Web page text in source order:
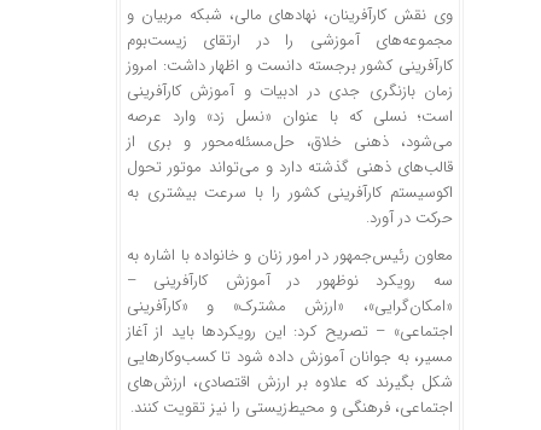
وی نقش کارآفرینان، نهادهای مالی، شبکه مربیان و
مجموعه‌های آموزشی را در ارتقای زیست‌بوم
کارآفرینی کشور برجسته دانست و اظهار داشت: امروز
زمان بازنگری جدی در ادبیات و آموزش کارآفرینی
است؛ نسلی که با عنوان «نسل زد» وارد عرصه
می‌شود، ذهنی خلاق، حل‌مسئله‌محور وبری از
قالب‌های ذهنی گذشته دارد و می‌تواند موتور تحول
اکوسیستم کارآفرینی کشور را با سرعت بیشتری به
حرکت در آورد.
معاون رئیس‌جمهور در امور زنان و خانواده با اشاره به
سه رویکرد نوظهور در آموزش کارآفرینی –
«امکان‌گرایی»، «ارزش مشترک» و «کارآفرینی
اجتماعی» – تصریح کرد: این رویکردها باید از آغاز
مسیر، به جوانان آموزش داده شود تا کسب‌وکارهایی
شکل بگیرند که علاوه بر ارزش اقتصادی، ارزش‌های
اجتماعی، فرهنگی و محیط‌زیستی را نیز تقویت کنند.